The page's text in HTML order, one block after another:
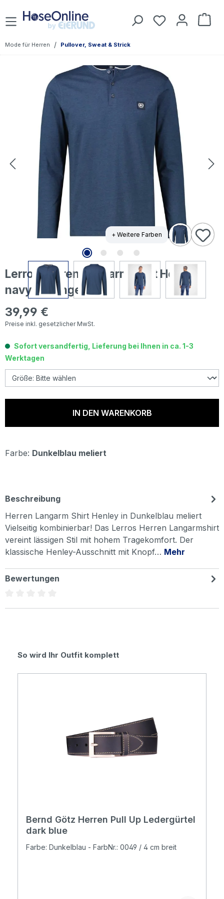
Zum Hauptinhalt springen Du hast 0
Mode für Herren / Pullover, Sweat & Strick
Bildergalerie überspringen
+ Weitere Farben
Lerros Herren Langarm Shirt Henley
navy melange
Regulärer Preis:
39,99 €
Preise inkl. gesetzlicher MwSt.
Sofort versandfertig, Lieferung bei Ihnen in ca. 1-3
Werktagen
IN DEN WARENKORB
Farbe: Dunkelblau meliert
Beschreibung
Herren Langarm Shirt Henley in Dunkelblau meliert
Vielseitig kombinierbar! Das Lerros Herren Langarmshirt
vereint lässigen Stil mit hohem Tragekomfort. Der
klassische Henley-Ausschnitt mit Knopf… Mehr
Bewertungen
Produktgalerie überspringen
So wird Ihr Outfit komplett
Bernd Götz Herren Pull Up Ledergürtel
dark blue
Farbe: Dunkelblau - FarbNr.: 0049 / 4 cm breit